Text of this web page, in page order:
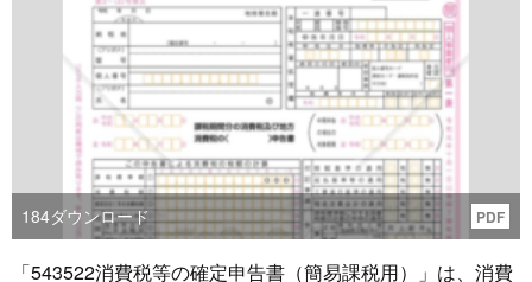
184ダウンロード PDF
「543522消費税等の確定申告書（簡易課税用）」は、消費